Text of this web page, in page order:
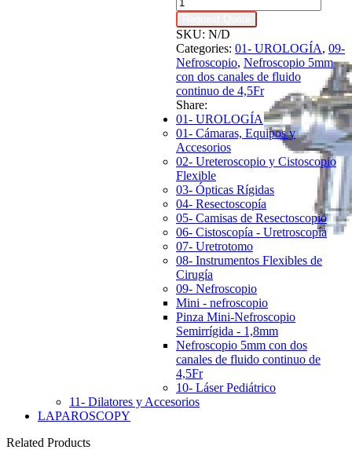
SKU: N/D
Categories: 01- UROLOGÍA, 09-
Nefroscopio, Nefroscopio 5mm
con dos canales de fluido
continuo de 4,5Fr
Share:
01- UROLOGÍA
01- Cámaras, Equipos y
Accesorios
02- Ureteroscopio y Cistoscopio
Flexible
03- Ópticas Rígidas
04- Resectoscopía
05- Camisas de Resectoscopio
06- Cistoscopía - Uretroscopía
07- Uretrotomo
08- Instrumentos Flexibles de
Cirugía
09- Nefroscopio
Mini - nefroscopio
Pinza Mini-Nefroscopio
Semirrígida - 1,8mm
Nefroscopio 5mm con dos
canales de fluido continuo de
4,5Fr
10- Láser Pediátrico
11- Dilatores y Accesorios
LAPAROSCOPY
Related Products